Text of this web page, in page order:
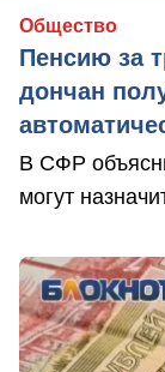
Общество
Пенсию за
дончан
В СФР
могут